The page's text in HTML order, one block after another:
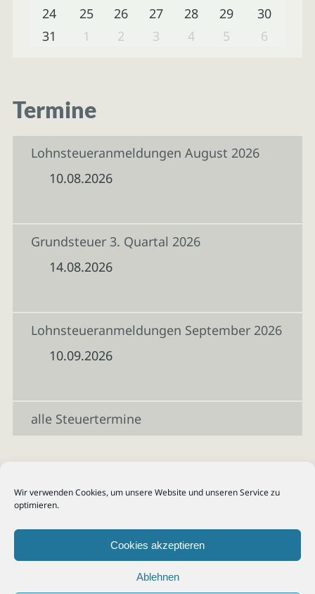
Wir verwenden Cookies, um unsere Website und unseren Service zu
optimieren.
Cookies akzeptieren
Ablehnen
24
25 26 27 28 29
30
31
1 2 3 4 5 6
Termine
Lohnsteueranmeldungen August 2026
10.08.2026
Grundsteuer 3. Quartal 2026
14.08.2026
Lohnsteueranmeldungen September 2026
10.09.2026
alle Steuertermine